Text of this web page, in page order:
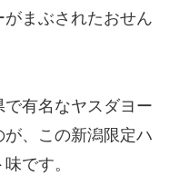
まぶされたおせん
有名なヤスダヨー
、この新潟限定ハ
です。